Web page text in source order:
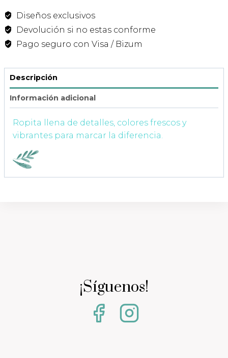
cantidad
Diseños exclusivos
Devolución si no estas conforme
Pago seguro con Visa / Bizum
Descripción
Información adicional
Ropita llena de detalles, colores frescos y
vibrantes para marcar la diferencia.
¡Síguenos!